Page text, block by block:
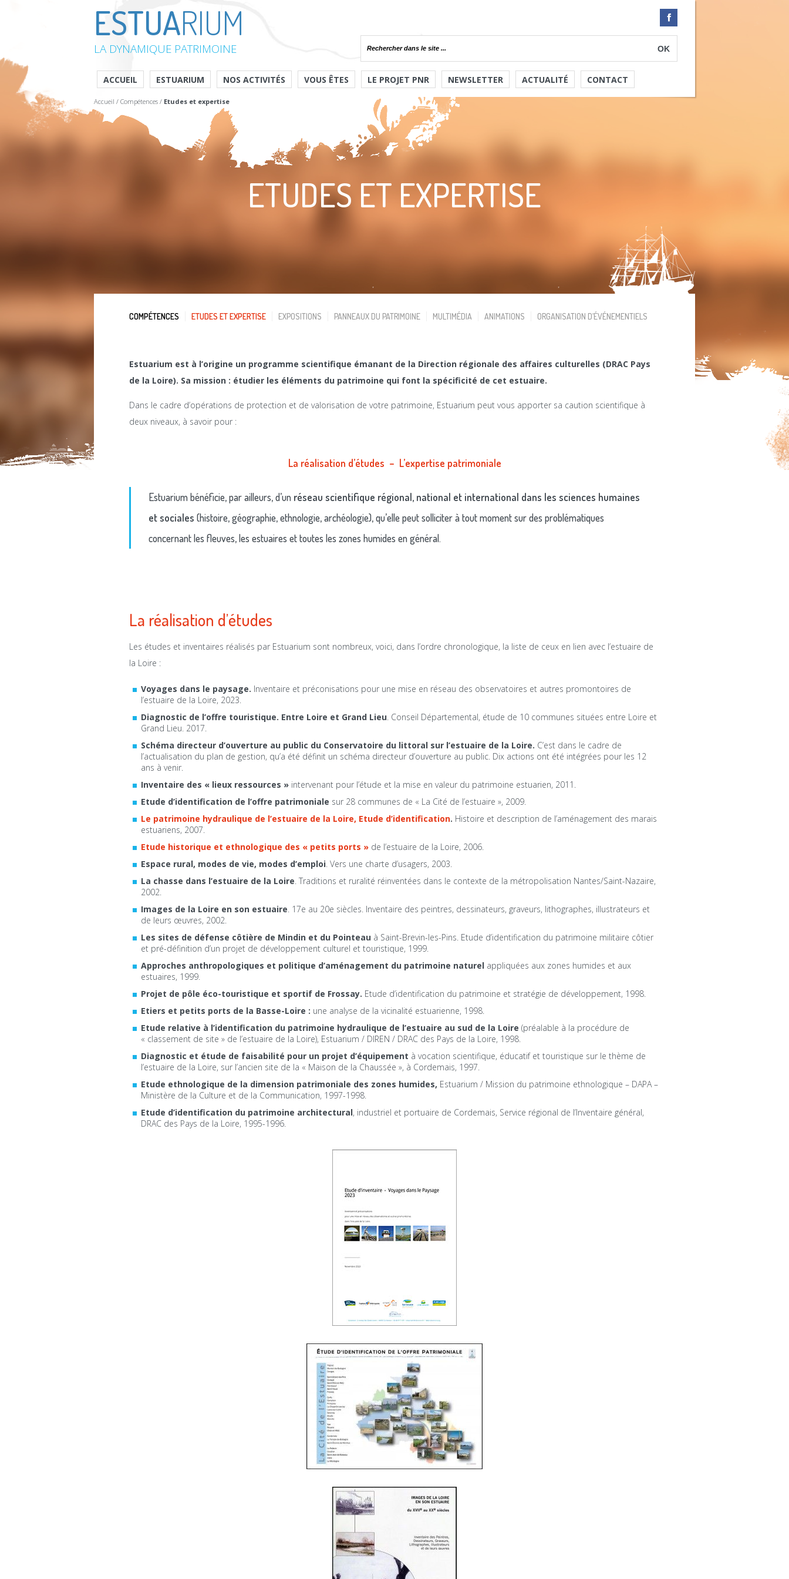
ESTUARIUM
LA DYNAMIQUE PATRIMOINE
ACCUEIL ESTUARIUM NOS ACTIVITÉS VOUS ÊTES LE PROJET PNR NEWSLETTER ACTUALITÉ CONTACT
Accueil / Compétences / Etudes et expertise
ETUDES ET EXPERTISE
COMPÉTENCES ETUDES ET EXPERTISE EXPOSITIONS PANNEAUX DU PATRIMOINE MULTIMÉDIA ANIMATIONS ORGANISATION D’ÉVÉNEMENTIELS
Estuarium est à l’origine un programme scientifique émanant de la Direction régionale des affaires culturelles (DRAC Pays
de la Loire). Sa mission : étudier les éléments du patrimoine qui font la spécificité de cet estuaire.
Dans le cadre d’opérations de protection et de valorisation de votre patrimoine, Estuarium peut vous apporter sa caution scientifique à
deux niveaux, à savoir pour :
La réalisation d’études – L’expertise patrimoniale
Estuarium bénéficie, par ailleurs, d’un réseau scientifique régional, national et international dans les sciences humaines
et sociales (histoire, géographie, ethnologie, archéologie), qu’elle peut solliciter à tout moment sur des problématiques
concernant les fleuves, les estuaires et toutes les zones humides en général.
La réalisation d’études
Les études et inventaires réalisés par Estuarium sont nombreux, voici, dans l’ordre chronologique, la liste de ceux en lien avec l’estuaire de
la Loire :
Voyages dans le paysage. Inventaire et préconisations pour une mise en réseau des observatoires et autres promontoires de
l’estuaire de la Loire, 2023.
Diagnostic de l’offre touristique. Entre Loire et Grand Lieu. Conseil Départemental, étude de 10 communes situées entre Loire et
Grand Lieu. 2017.
Schéma directeur d’ouverture au public du Conservatoire du littoral sur l’estuaire de la Loire. C’est dans le cadre de
l’actualisation du plan de gestion, qu’a été définit un schéma directeur d’ouverture au public. Dix actions ont été intégrées pour les 12
ans à venir.
Inventaire des « lieux ressources » intervenant pour l’étude et la mise en valeur du patrimoine estuarien, 2011.
Etude d’identification de l’offre patrimoniale sur 28 communes de « La Cité de l’estuaire », 2009.
Le patrimoine hydraulique de l’estuaire de la Loire, Etude d’identification. Histoire et description de l’aménagement des marais
estuariens, 2007.
Etude historique et ethnologique des « petits ports » de l’estuaire de la Loire, 2006.
Espace rural, modes de vie, modes d’emploi. Vers une charte d’usagers, 2003.
La chasse dans l’estuaire de la Loire. Traditions et ruralité réinventées dans le contexte de la métropolisation Nantes/Saint-Nazaire,
2002.
Images de la Loire en son estuaire. 17e au 20e siècles. Inventaire des peintres, dessinateurs, graveurs, lithographes, illustrateurs et
de leurs œuvres, 2002.
Les sites de défense côtière de Mindin et du Pointeau à Saint-Brevin-les-Pins. Etude d’identification du patrimoine militaire côtier
et pré-définition d’un projet de développement culturel et touristique, 1999.
Approches anthropologiques et politique d’aménagement du patrimoine naturel appliquées aux zones humides et aux
estuaires, 1999.
Projet de pôle éco-touristique et sportif de Frossay. Etude d’identification du patrimoine et stratégie de développement, 1998.
Etiers et petits ports de la Basse-Loire : une analyse de la vicinalité estuarienne, 1998.
Etude relative à l’identification du patrimoine hydraulique de l’estuaire au sud de la Loire (préalable à la procédure de
« classement de site » de l’estuaire de la Loire), Estuarium / DIREN / DRAC des Pays de la Loire, 1998.
Diagnostic et étude de faisabilité pour un projet d’équipement à vocation scientifique, éducatif et touristique sur le thème de
l’estuaire de la Loire, sur l’ancien site de la « Maison de la Chaussée », à Cordemais, 1997.
Etude ethnologique de la dimension patrimoniale des zones humides, Estuarium / Mission du patrimoine ethnologique – DAPA –
Ministère de la Culture et de la Communication, 1997-1998.
Etude d’identification du patrimoine architectural, industriel et portuaire de Cordemais, Service régional de l’Inventaire général,
DRAC des Pays de la Loire, 1995-1996.